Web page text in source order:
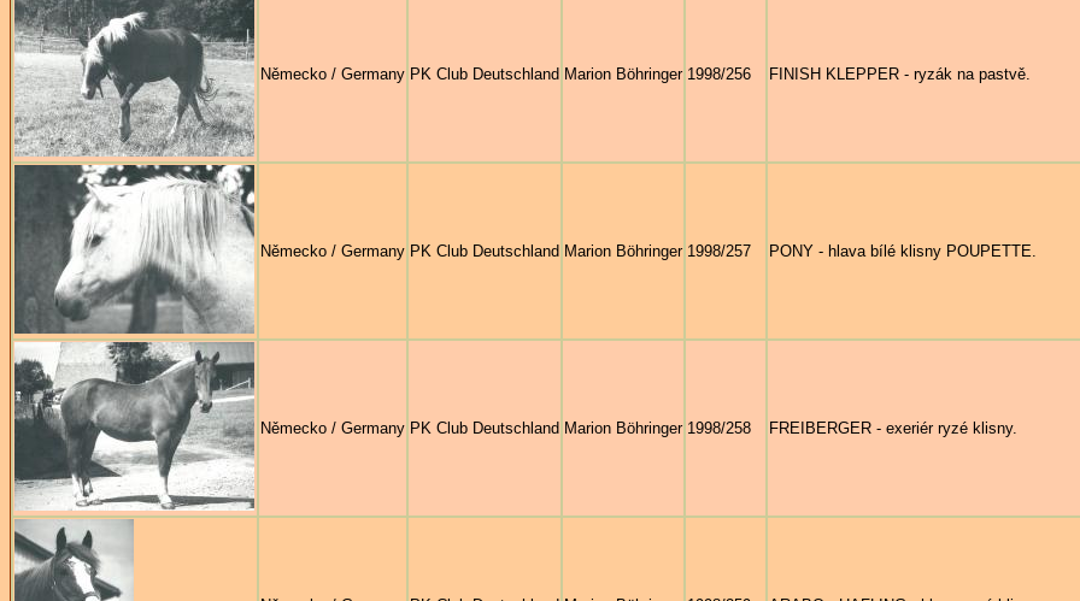
Německo / Germany PK Club Deutschland Marion Böhringer 1998/256 FINISH KLEPPER - ryzák na pastvě.
Německo / Germany PK Club Deutschland Marion Böhringer 1998/257 PONY - hlava bílé klisny POUPETTE.
Německo / Germany PK Club Deutschland Marion Böhringer 1998/258 FREIBERGER - exeriér ryzé klisny.